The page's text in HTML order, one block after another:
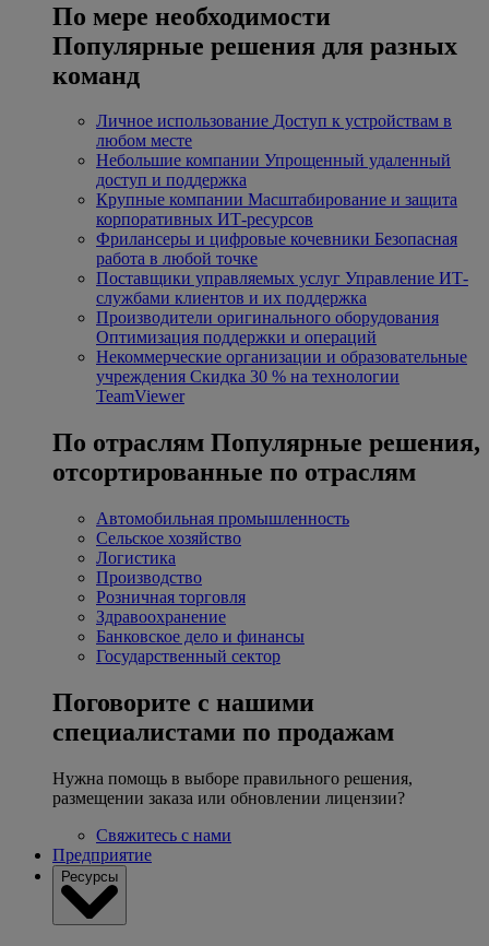
По мере необходимости
Популярные решения для разных
команд
Личное использование Доступ к устройствам в
любом месте
Небольшие компании Упрощенный удаленный
доступ и поддержка
Крупные компании Масштабирование и защита
корпоративных ИТ-ресурсов
Фрилансеры и цифровые кочевники Безопасная
работа в любой точке
Поставщики управляемых услуг Управление ИТ-
службами клиентов и их поддержка
Производители оригинального оборудования
Оптимизация поддержки и операций
Некоммерческие организации и образовательные
учреждения Скидка 30 % на технологии
TeamViewer
По отраслям Популярные решения,
отсортированные по отраслям
Автомобильная промышленность
Сельское хозяйство
Логистика
Производство
Розничная торговля
Здравоохранение
Банковское дело и финансы
Государственный сектор
Поговорите с нашими
специалистами по продажам
Нужна помощь в выборе правильного решения,
размещении заказа или обновлении лицензии?
Свяжитесь с нами
Предприятие
Ресурсы